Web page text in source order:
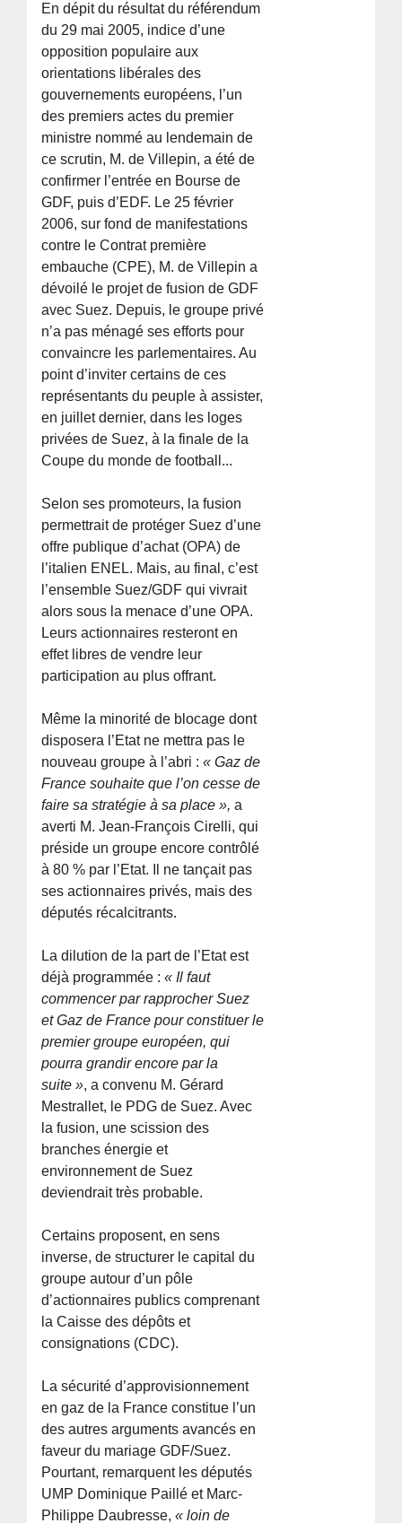
En dépit du résultat du référendum
du 29 mai 2005, indice d’une
opposition populaire aux
orientations libérales des
gouvernements européens, l’un
des premiers actes du premier
ministre nommé au lendemain de
ce scrutin, M. de Villepin, a été de
confirmer l’entrée en Bourse de
GDF, puis d’EDF. Le 25 février
2006, sur fond de manifestations
contre le Contrat première
embauche (CPE), M. de Villepin a
dévoilé le projet de fusion de GDF
avec Suez. Depuis, le groupe privé
n’a pas ménagé ses efforts pour
convaincre les parlementaires. Au
point d’inviter certains de ces
représentants du peuple à assister,
en juillet dernier, dans les loges
privées de Suez, à la finale de la
Coupe du monde de football...
Selon ses promoteurs, la fusion
permettrait de protéger Suez d’une
offre publique d’achat (OPA) de
l’italien ENEL. Mais, au final, c’est
l’ensemble Suez/GDF qui vivrait
alors sous la menace d’une OPA.
Leurs actionnaires resteront en
effet libres de vendre leur
participation au plus offrant.
Même la minorité de blocage dont
disposera l’Etat ne mettra pas le
nouveau groupe à l’abri :« Gaz de
France souhaite que l’on cesse de
faire sa stratégie à sa place », a
averti M. Jean-François Cirelli, qui
préside un groupe encore contrôlé
à 80 % par l’Etat. Il ne tançait pas
ses actionnaires privés, mais des
députés récalcitrants.
La dilution de la part de l’Etat est
déjà programmée :« Il faut
commencer par rapprocher Suez
et Gaz de France pour constituer le
premier groupe européen, qui
pourra grandir encore par la
suite », a convenu M. Gérard
Mestrallet, le PDG de Suez. Avec
la fusion, une scission des
branches énergie et
environnement de Suez
deviendrait très probable.
Certains proposent, en sens
inverse, de structurer le capital du
groupe autour d’un pôle
d’actionnaires publics comprenant
la Caisse des dépôts et
consignations (CDC).
La sécurité d’approvisionnement
en gaz de la France constitue l’un
des autres arguments avancés en
faveur du mariage GDF/Suez.
Pourtant, remarquent les députés
UMP Dominique Paillé et Marc-
Philippe Daubresse,« loin de